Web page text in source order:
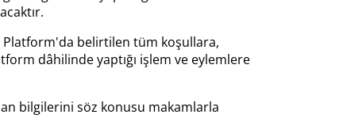
Platform'da belirtilen tüm koşullara,
dâhilinde yaptığı işlem ve eylemlere
bilgilerini söz konusu makamlarla